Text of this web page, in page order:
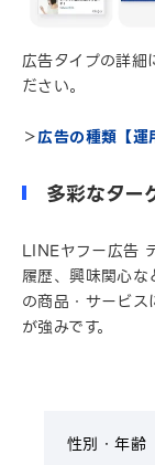
広告タイプの詳細
ださい。
＞広告の種類【運
多彩なター
LINEヤフー広告
履歴、興味関心な
の商品・サービ
が強みです。
性別・年齢